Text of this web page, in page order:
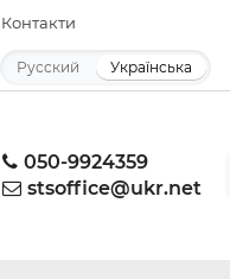
Контакти
Русский Українська
050-9924359
stsoffice@ukr.net